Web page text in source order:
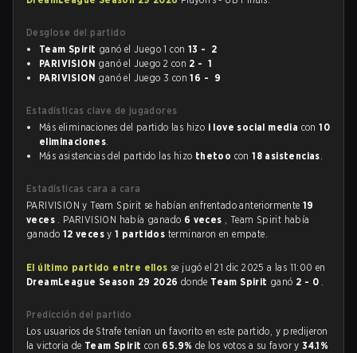
Desglose del partido
Team Spirit ganó el Juego 1 con 13 - 2
PARIVISION ganó el Juego 2 con 2 - 1
PARIVISION ganó el Juego 3 con16 - 9
Estadísticas clave de jugadores
Más eliminaciones del partido las hizo i love social media con10
eliminaciones.
Más asistencias del partido las hizo thetoo con18 asistencias.
Estadísticas cara a cara
PARIVISION y Team Spirit se habían enfrentado anteriormente 19
veces . PARIVISION había ganado 6 veces , Team Spirit había
ganado 12 vecesy1 partidos terminaron en empate.
El último partido entre ellos se jugó el 21 dic 2025 a las 11:00 en
DreamLeague Season 29 2026 donde Team Spirit ganó 2 - 0 .
Predicción del partido
Los usuarios de Strafe tenían un favorito en este partido, y predijeron
la victoria de Team Spirit con 65.9% de los votos a su favor y34.1%